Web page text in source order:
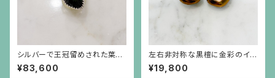
シルバーで王冠留めされた葉模
様の彫りのトルマリン（17.45c
t）のリング
¥83,600
左右非対称な黒檀に金彩のイヤ
リング
¥19,800